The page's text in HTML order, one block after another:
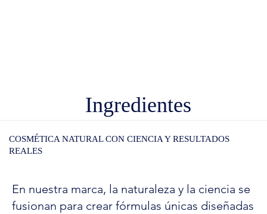
Ingredientes
En nuestra marca, la naturaleza y la ciencia se
fusionan para crear fórmulas únicas diseñadas
COSMÉTICA NATURAL CON CIENCIA Y RESULTADOS
REALES